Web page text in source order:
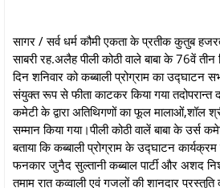
सागर / सर्व धर्म कौमी एकता के प्रतीक कुतुब
साबरी रह.अलैह पीली कोठी वाले बाबा के 76वें
दिन शनिवार को कब्बाली प्रोग्राम का उद्घाटन
संयुक्त रूप से फीता काटकर किया गया तदोपरान्त
कमेटी के द्वारा अतिथिगणों का फूल मालाओं,शॉल
सम्मान किया गया।पीली कोठी वालें बाबा के
बताया कि कब्बाली प्रोग्राम के उद्घाटन
फनकार जुनैद सुल्तानी कब्बाल पार्टी और अशद
तमाम रात कव्वाली एवं गजलों की शानदार